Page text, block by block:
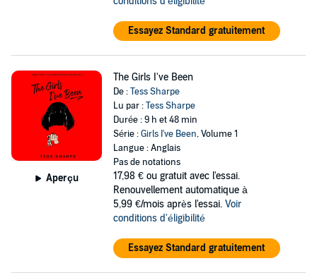
Essayez Standard gratuitement
Aperçu
The Girls I've Been
De :Tess Sharpe
Lu par :Tess Sharpe
Durée : 9 h et 48 min
Série :Girls I've Been, Volume 1
Langue : Anglais
Pas de notations
17,98 € ou gratuit avec l'essai.
Renouvellement automatique à
5,99 €/mois après l'essai. Voir
conditions d'éligibilité
Essayez Standard gratuitement